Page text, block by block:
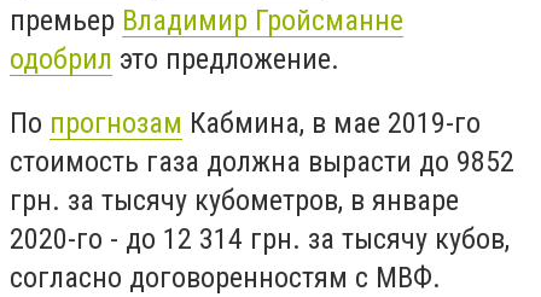
премьер Владимир Гройсманне
одобрил это предложение.
По прогнозам Кабмина, в мае 2019-го
стоимость газа должна вырасти до 9852
грн. за тысячу кубометров, в январе
2020-го - до 12 314 грн. за тысячу кубов,
согласно договоренностям с МВФ.